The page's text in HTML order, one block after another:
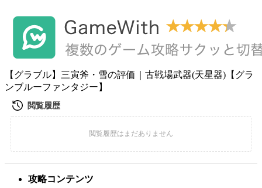
【グラブル】三寅斧・雪の評価｜古戦場武器(天星器)【グラ
ンブルーファンタジー】
攻略コンテンツ